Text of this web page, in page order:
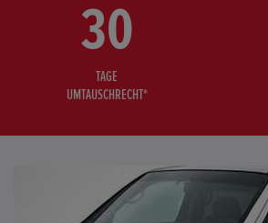
30
TAGE
UMTAUSCHRECHT*